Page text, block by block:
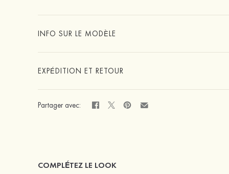
INFO SUR LE MODÈLE
EXPÉDITION ET RETOUR
Partager avec:
COMPLÉTEZ LE LOOK